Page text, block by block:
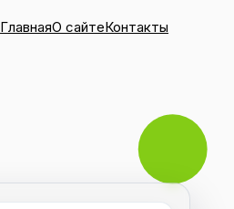
ГлавнаяО сайтеКонтакты